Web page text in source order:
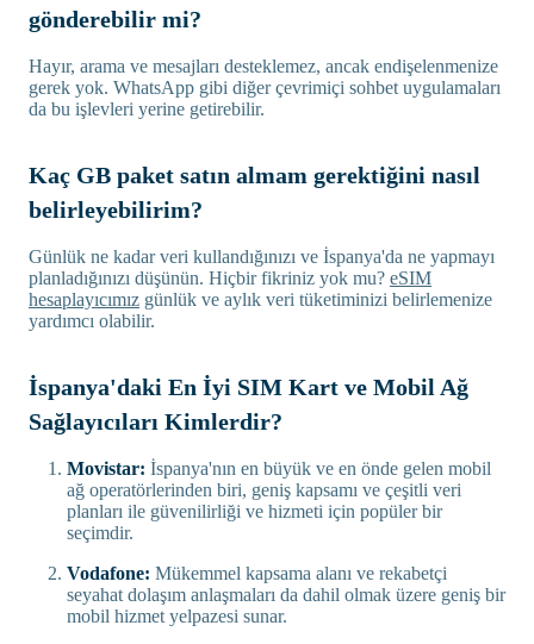
gönderebilir mi?
Hayır, arama ve mesajları desteklemez, ancak endişelenmenize
gerek yok. WhatsApp gibi diğer çevrimiçi sohbet uygulamaları
da bu işlevleri yerine getirebilir.
Kaç GB paket satın almam gerektiğini nasıl
belirleyebilirim?
Günlük ne kadar veri kullandığınızı ve İspanya'da ne yapmayı
planladığınızı düşünün. Hiçbir fikriniz yok mu? eSIM
hesaplayıcımız günlük ve aylık veri tüketiminizi belirlemenize
yardımcı olabilir.
İspanya'daki En İyi SIM Kart ve Mobil Ağ
Sağlayıcıları Kimlerdir?
Movistar: İspanya'nın en büyük ve en önde gelen mobil
ağ operatörlerinden biri, geniş kapsamı ve çeşitli veri
planları ile güvenilirliği ve hizmeti için popüler bir
seçimdir.
Vodafone: Mükemmel kapsama alanı ve rekabetçi
seyahat dolaşım anlaşmaları da dahil olmak üzere geniş bir
mobil hizmet yelpazesi sunar.